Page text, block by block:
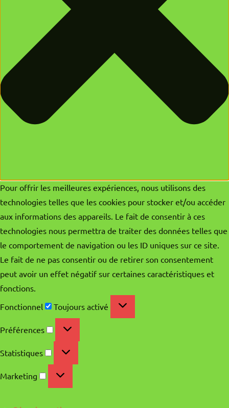
Pour offrir les meilleures expériences, nous utilisons des
technologies telles que les cookies pour stocker et/ou accéder
aux informations des appareils. Le fait de consentir à ces
technologies nous permettra de traiter des données telles que
le comportement de navigation ou les ID uniques sur ce site.
Le fait de ne pas consentir ou de retirer son consentement
peut avoir un effet négatif sur certaines caractéristiques et
fonctions.
Fonctionnel
Fonctionnel
Toujours activé
Préférences Préférences
Statistiques Statistiques
Marketing Marketing